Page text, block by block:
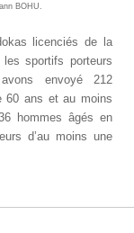
BOHU
licenciés de la
les sportifs porteurs
envoyé 212
60 ans et au moins
hommes âgés en
d’au moins une